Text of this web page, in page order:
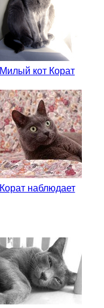
Милый кот Корат
Корат наблюдает